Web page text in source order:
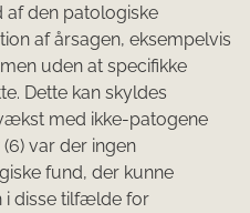
den patologiske
af årsagen, eksempelvis
uden at specifikke
Dette kan skyldes
med ikke-patogene
var der ingen
fund, der kunne
i disse tilfælde for